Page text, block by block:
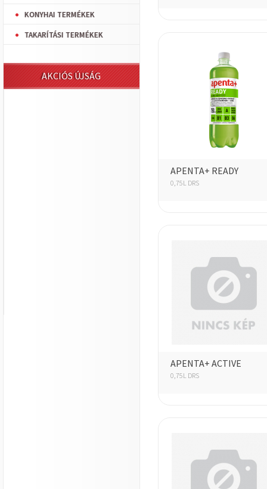
KONYHAI TERMÉKEK
TAKARÍTÁSI TERMÉKEK
AKCIÓS ÚJSÁG
APENTA+ READY
0,75L DRS
APENTA+ ACTIVE
0,75L DRS